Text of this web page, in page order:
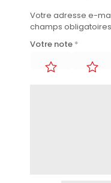
Votre adresse e-
champs
Votre note *